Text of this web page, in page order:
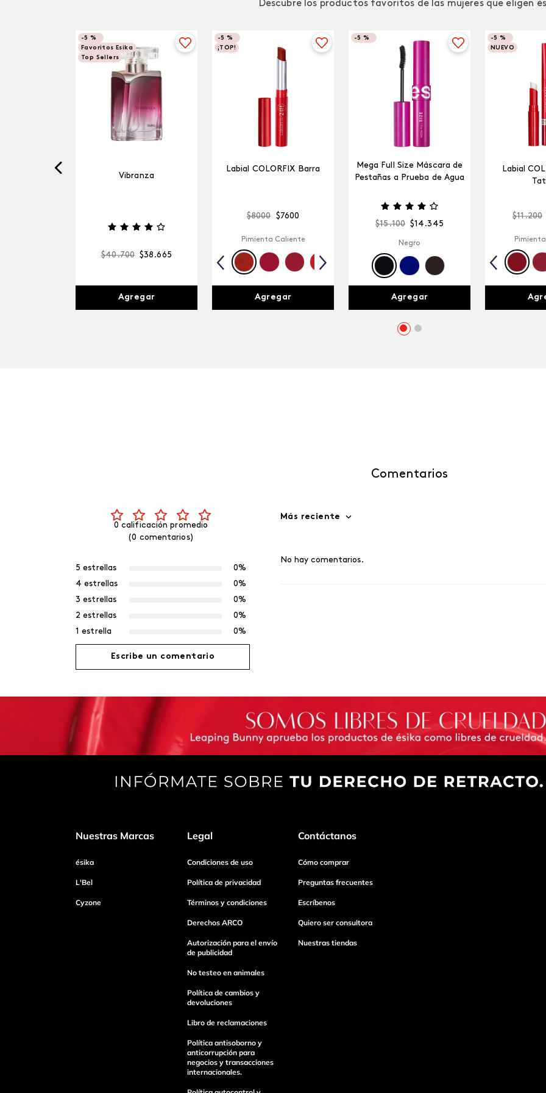
Descubre los productos favoritos de las mujeres que eligen
-5 %
Favoritos Esika
Top Sellers
Vibranza
$40.700 $38 .665
Agregar
-5 %
¡TOP!
Labial COLORFIX Barra
$8000 $7600
Pimienta Caliente
Agregar
-5 %
Mega Full Size Máscara de
Pestañas a Prueba de Agua
$15.100 $14 .345
Negro
Agregar
-5 %
NUEVO
Labial
$11.200
Comentarios
0 calificación promedio
(0 comentarios)
5 estrellas
0%
4 estrellas
0%
3 estrellas
0%
2 estrellas
0%
1 estrella
0%
Escribe un comentario
Agregar comentario
Título
Escribe un comentario
Enviar Comentario
Más reciente
No hay comentarios.
Nuestras Marcas
ésika
L'Bel
Cyzone
Legal
Condiciones de uso
Política de privacidad
Términos y condiciones
Derechos ARCO
Autorización para el envío
de publicidad
No testeo en animales
Política de cambios y
devoluciones
Libro de reclamaciones
Política antisoborno y
anticorrupción para
negocios y transacciones
internacionales.
Contáctanos
Cómo comprar
Preguntas frecuentes
Escríbenos
Quiero ser consultora
Nuestras tiendas